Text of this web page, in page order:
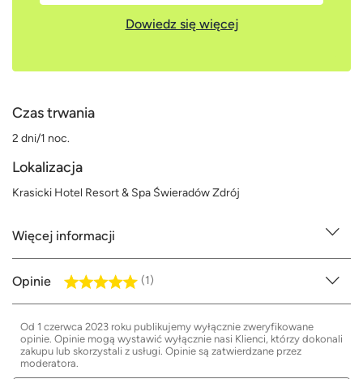
Dowiedz się więcej
Czas trwania
2 dni/1 noc.
Lokalizacja
Krasicki Hotel Resort & Spa Świeradów Zdrój
Więcej informacji
Opinie (1)
Od 1 czerwca 2023 roku publikujemy wyłącznie zweryfikowane
opinie. Opinie mogą wystawić wyłącznie nasi Klienci, którzy dokonali
zakupu lub skorzystali z usługi. Opinie są zatwierdzane przez
moderatora.